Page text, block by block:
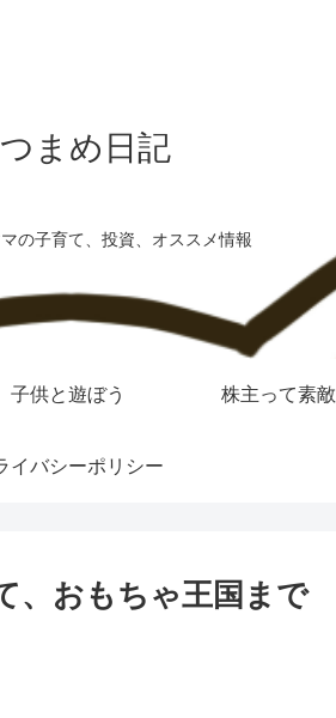
まめ日記
の子育て、投資、オススメ情報
子供と遊ぼう 株主って素敵
イバシーポリシー
、おもちゃ王国まで